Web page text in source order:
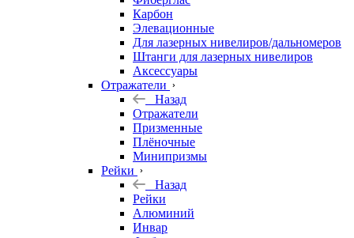
Карбон
Элевационные
Для лазерных нивелиров/дальномеров
Штанги для лазерных нивелиров
Аксессуары
Отражатели
Назад
Отражатели
Призменные
Плёночные
Минипризмы
Рейки
Назад
Рейки
Алюминий
Инвар